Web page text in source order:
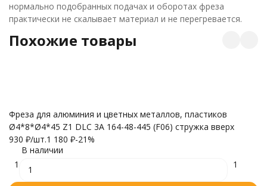
нормально подобранных подачах и оборотах фреза
практически не скалывает материал и не перегревается.
Похожие товары
Фреза для алюминия и цветных металлов, пластиков
Ø4*8*Ø4*45 Z1 DLC 3A 164-48-445 (F06) стружка вверх
930 ₽/шт.1 180 ₽-21%
В наличии
1
1